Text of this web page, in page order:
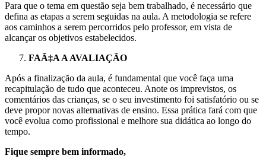
Para que o tema em questão seja bem trabalhado, é necessário que
defina as etapas a serem seguidas na aula. A metodologia se refere
aos caminhos a serem percorridos pelo professor, em vista de
alcançar os objetivos estabelecidos.
FAÃ‡A A AVALIAÇÃO
Após a finalização da aula, é fundamental que você faça uma
recapitulação de tudo que aconteceu. Anote os imprevistos, os
comentários das crianças, se o seu investimento foi satisfatório ou se
deve propor novas alternativas de ensino. Essa prática fará com que
você evolua como profissional e melhore sua didática ao longo do
tempo.
Fique sempre bem informado,